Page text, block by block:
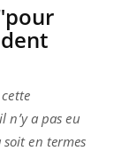
n’y a pas eu
en termes